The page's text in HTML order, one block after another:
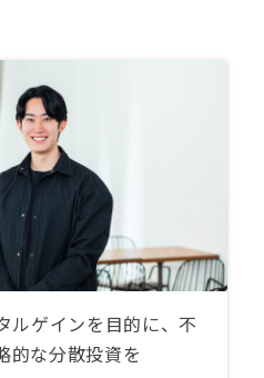
ルゲインを目的に、不
的な分散投資を